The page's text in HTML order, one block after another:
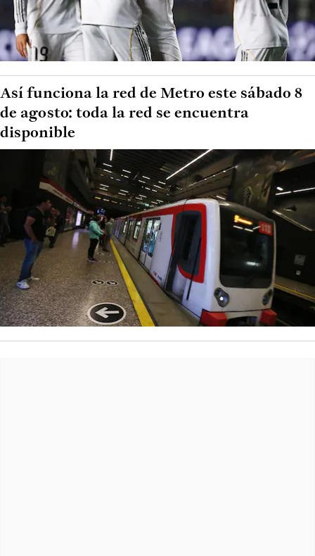
Así funciona la red de Metro este sábado 8
de agosto: toda la red se encuentra
disponible